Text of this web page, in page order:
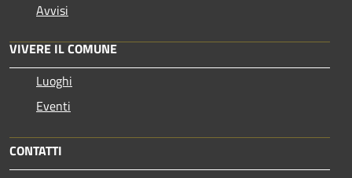
Avvisi
VIVERE IL COMUNE
Luoghi
Eventi
CONTATTI